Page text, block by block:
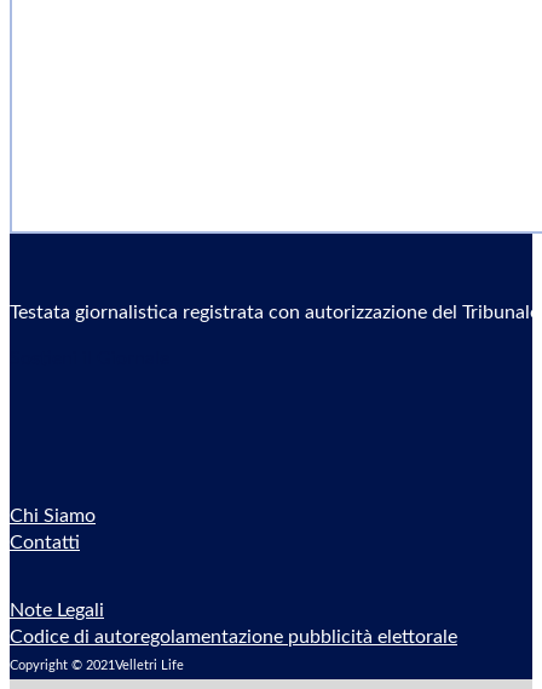
Testata giornalistica registrata con autorizzazione del
Chi Siamo
Contatti
Note Legali
Codice di autoregolamentazione pubblicità elettorale
Copyright © 2021Velletri Life